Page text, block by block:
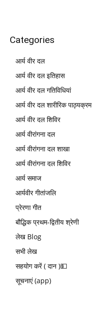
Categories
आर्य वीर दल
आर्य वीर दल इतिहास
आर्य वीर दल गतिविधियां
आर्य वीर दल शारीरिक पाठ्यक्रम
आर्य वीर दल शिविर
आर्य वीरांगना दल
आर्य वीरांगना दल शाखा
आर्य वीरांगना दल शिविर
आर्य समाज
आर्यवीर गीतांजलि
प्रेरणा गीत
बौद्धिक प्रथम-द्वितीय श्रेणी
लेख Blog
सभी लेख
सहयोग करें ( दान )💵
सूचनाएं (app)